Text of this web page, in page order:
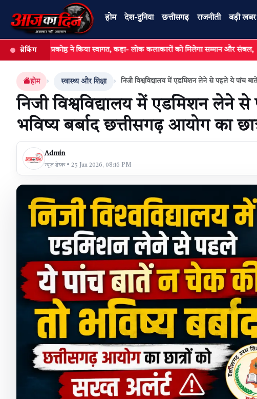
होम देश-दुनिया छत्तीसगढ़ राजनीती बड़ी खबर
खबर खोजें
ब्रेकिंग
ने किया स्वागत, कहा- लोक कलाकारों को मिलेगा सम्मान और संबल,
होम स्वास्थ्य और शिक्षा निजी विश्वविद्यालय में एडमिशन लेने से पहले ये पांच
निजी विश्वविद्यालय में एडमिशन लेने
भविष्य बर्बाद छत्तीसगढ़ आयोग का
Admin
न्यूज़ डेस्क • 25 Jun 2026, 08:16 PM